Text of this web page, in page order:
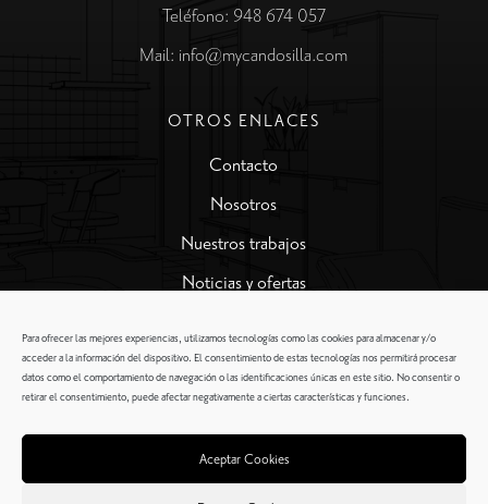
Para ofrecer las mejores experiencias, utilizamos tecnologías como las cookies para almacenar y/o
acceder a la información del dispositivo. El consentimiento de estas tecnologías nos permitirá procesar
datos como el comportamiento de navegación o las identificaciones únicas en este sitio. No consentir o
retirar el consentimiento, puede afectar negativamente a ciertas características y funciones.
Aceptar Cookies
Teléfono: 948 674 057
Mail: info@mycandosilla.com
OTROS ENLACES
Contacto
Nosotros
Nuestros trabajos
Noticias y ofertas
MÁS SERVICIOS
Presupuesto en 48 horas
Presupuesto gratis
Ayuda Financiación